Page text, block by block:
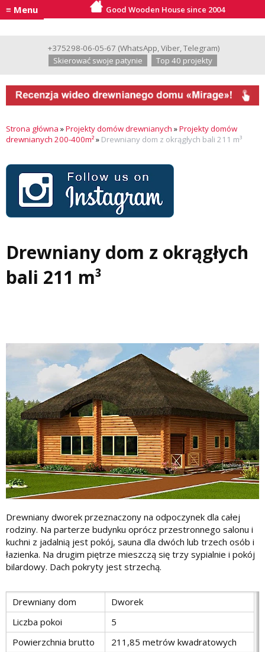
≡ Menu Good Wooden House since 2004
+375298-06-05-67 (WhatsApp,Viber,Telegram)
Skierować swoje patynie
Top 40 projekty
Strona główna »Projekty domów drewnianych »Projekty domów
drewnianych 200-400m²» Drewniany dom z okrągłych bali 211 m³
Drewniany dom z okrągłych
bali 211 m³
Drewniany dworek przeznaczony na odpoczynek dla całej
rodziny. Na parterze budynku oprócz przestronnego salonu i
kuchni z jadalnią jest pokój, sauna dla dwóch lub trzech osób i
łazienka. Na drugim piętrze mieszczą się trzy sypialnie i pokój
bilardowy. Dach pokryty jest strzechą.
Drewniany dom
Dworek
Liczba pokoi
5
Powierzchnia brutto
211,85 metrów kwadratowych